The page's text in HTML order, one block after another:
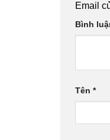
Email
Bình
Tên *